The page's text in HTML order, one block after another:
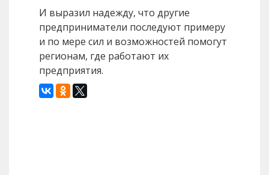
И выразил надежду, что другие
предприниматели последуют примеру
и по мере сил и возможностей помогут
регионам, где работают их
предприятия.